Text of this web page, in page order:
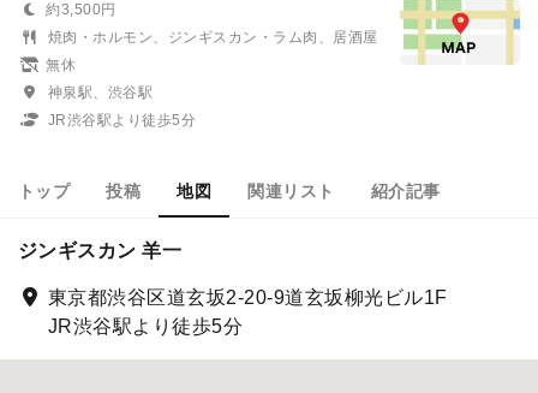
約3,500円
焼肉・ホルモン、ジンギスカン・ラム肉、居酒屋
無休
神泉駅、渋谷駅
JR渋谷駅より徒歩5分
トップ 投稿 地図 関連リスト 紹介記事
ジンギスカン 羊一
東京都渋谷区道玄坂2-20-9道玄坂柳光ビル1F
JR渋谷駅より徒歩5分